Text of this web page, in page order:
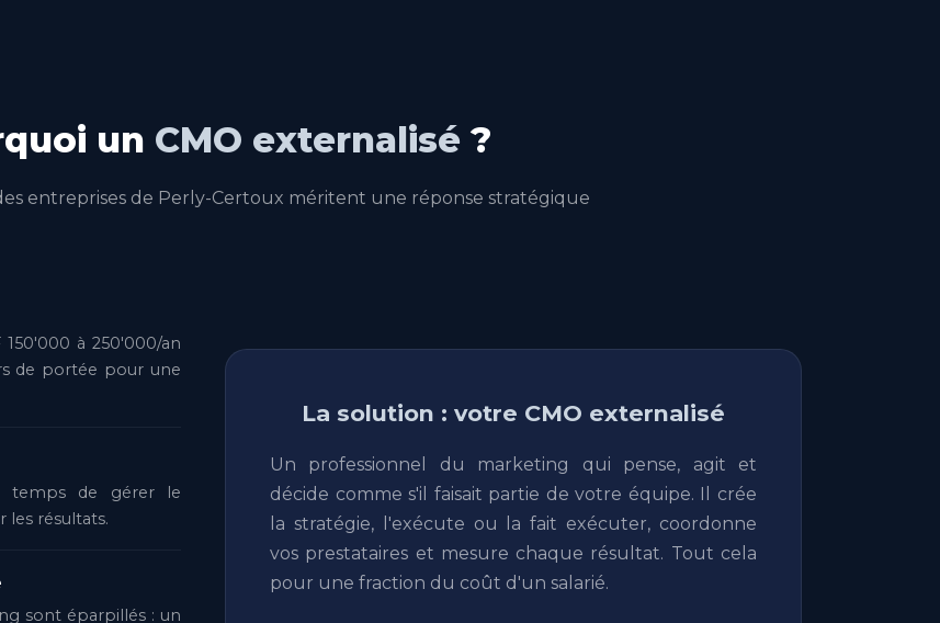
un CMO externalisé ?
entreprises de Perly-Certoux méritent une réponse stratégique
150'000 à 250'000/an
de portée pour une
temps de gérer le
les résultats.
sont éparpillés : un
La solution : votre CMO externalisé
Un professionnel du marketing qui pense, agit et
décide comme s'il faisait partie de votre équipe. Il crée
la stratégie, l'exécute ou la fait exécuter, coordonne
vos prestataires et mesure chaque résultat. Tout cela
pour une fraction du coût d'un salarié.